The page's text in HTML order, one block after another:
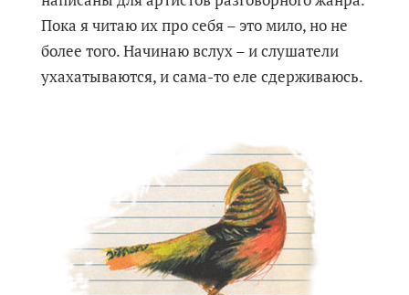
Пока я читаю их про себя – это мило, но не
более того. Начинаю вслух – и слушатели
ухахатываются, и сама-то еле сдерживаюсь.